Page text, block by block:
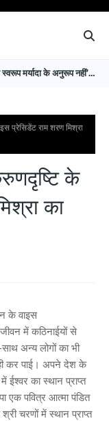
मर्यादा के अनुरूप नहीं’—
प्रेसिडेंट राम शरण मिश्रा
के
का
के वाइस
में कठिनाईयों से
अन्य लोगों का भी
कर पाई। अपने देश के
का स्थान प्राप्त
एक पवित्र आत्मा पंडित
चरणों में स्थान प्राप्त